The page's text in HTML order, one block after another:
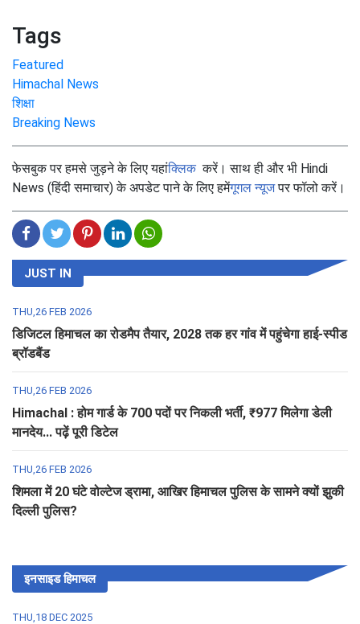
Tags
Featured
Himachal News
शिक्षा
Breaking News
फेसबुक पर हमसे जुड़ने के लिए यहांक्लिककरें। साथ ही और भी Hindi
News (हिंदी समाचार) के अपडेट पाने के लिए हमेंगूगल न्यूजपर फॉलो करें।
JUST IN
THU,26 FEB 2026
डिजिटल हिमाचल का रोडमैप तैयार, 2028 तक हर गांव में पहुंचेगा हाई-स्पीड
ब्रॉडबैंड
THU,26 FEB 2026
Himachal : होम गार्ड के 700 पदों पर निकली भर्ती, ₹977 मिलेगा डेली
मानदेय... पढ़ें पूरी डिटेल
THU,26 FEB 2026
शिमला में 20 घंटे वोल्टेज ड्रामा, आखिर हिमाचल पुलिस के सामने क्यों झुकी
दिल्ली पुलिस?
इनसाइड हिमाचल
THU,18 DEC 2025